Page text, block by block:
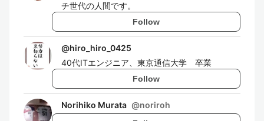
チ世代の人間です。
Follow
@hiro_hiro_0425
40代ITエンジニア、東京通信大学 卒業
Follow
Norihiko Murata @noriroh